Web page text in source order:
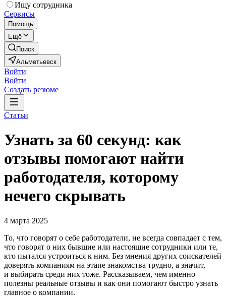
Ищу сотрудника
Сервисы
Помощь
Ещё
Поиск
Альметьевск
Войти
Войти
Создать резюме
Статьи
Узнать за 60 секунд: как
отзывы помогают найти
работодателя, которому
нечего скрывать
4 марта 2025
То, что говорят о себе работодатели, не всегда совпадает с тем,
что говорят о них бывшие или настоящие сотрудники или те,
кто пытался устроиться к ним. Без мнения других соискателей
доверять компаниям на этапе знакомства трудно, а значит,
и выбирать среди них тоже. Рассказываем, чем именно
полезны реальные отзывы и как они помогают быстро узнать
главное о компании.